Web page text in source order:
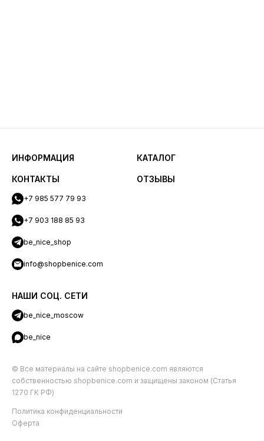
ИНФОРМАЦИЯ КАТАЛОГ
КОНТАКТЫ
+7 985 577 79 93
+7 903 188 85 93
be_nice_shop
info@shopbenice.com
НАШИ СОЦ. СЕТИ
be_nice_moscow
be_nice
ОТЗЫВЫ
© Все материалы на сайте shopbenice.com являются
собственностью shopbenice.com и защищены законом (Статья
1270 ГК РФ)
Политика конфиденциальности
Оферта